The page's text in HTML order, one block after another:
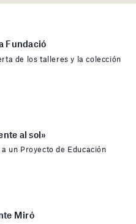
Fundació
de los talleres y la colección
al sol»
un Proyecto de Educación
Miró